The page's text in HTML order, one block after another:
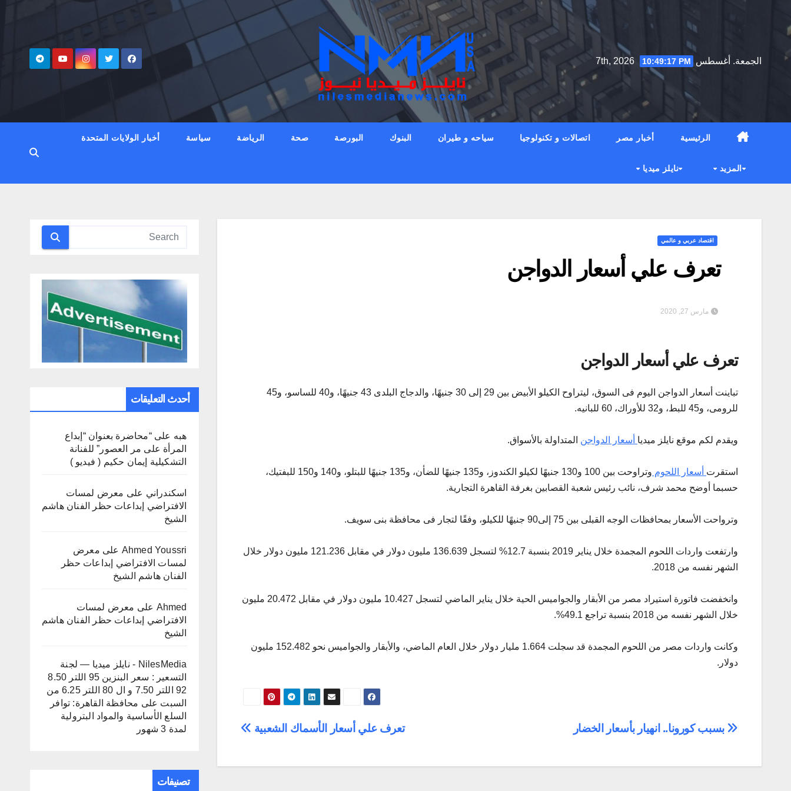
to
الجمعة. أغسطس 7th, 2026
10:49:18 PM
الرئيسية أخبار مصر اتصالات و تكنولوجيا سياحه و طيران البنوك البورصة صحة الرياضة سياسة أخبار الولايات المتحدة
المزيد نايلز ميديا
اقتصاد عربي و عالمي
تعرف علي أسعار الدواجن
مارس 27, 2020
تعرف علي أسعار الدواجن
تباينت أسعار الدواجن اليوم فى السوق، ليتراوح الكيلو الأبيض بين 29 إلى 30 جنيهًا، والدجاج البلدى 43 جنيهًا، و40 للساسو، و45
للرومى، و45 للبط، و32 للأوراك، 60 للبانيه.
ويقدم لكم موقع نايلز ميديا أسعار الدواجن المتداولة بالأسواق.
استقرت أسعار اللحوم
وتراوحت بين 100 و130 جنيهًا لكيلو الكندوز، و135 جنيهًا للضأن، و135 جنيهًا للبتلو، و140 و150 للبفتيك،
حسبما أوضح محمد شرف، نائب رئيس شعبة القصابين بغرفة القاهرة التجارية.
وترواحت الأسعار بمحافظات الوجه القبلى بين 75 إلى90 جنيهًا للكيلو، وفقًا لتجار فى محافظة بنى سويف.
وارتفعت واردات اللحوم المجمدة خلال يناير 2019 بنسبة 12.7% لتسجل 136.639 مليون دولار في مقابل 121.236 مليون دولار خلال
الشهر نفسه من 2018.
وانخفضت فاتورة استيراد مصر من الأبقار والجواميس الحية خلال يناير الماضي لتسجل 10.427 مليون دولار في مقابل 20.472 مليون
خلال الشهر نفسه من 2018 بنسبة تراجع 49.1%.
وكانت واردات مصر من اللحوم المجمدة قد سجلت 1.664 مليار دولار خلال العام الماضي، والأبقار والجواميس نحو 152.482 مليون
دولار.
تصفّح
تعرف علي أسعار الأسماك الشعبية بسبب كورونا.. انهيار بأسعار الخضار
أحدث التعليقات
هبه على“محاضرة بعنوان “إبداع
المرأة على مر العصور” للفنانة
التشكيلية إيمان حكيم ( فيديو )
اسكندراني على معرض لمسات
الافتراضي إبداعات حظر الفنان هاشم
الشيخ
Ahmed Youssri على معرض
لمسات الافتراضي إبداعات حظر
الفنان هاشم الشيخ
Ahmed على معرض لمسات
الافتراضي إبداعات حظر الفنان هاشم
الشيخ
NilesMedia - نايلز ميديا — لجنة
التسعير : سعر البنزين 95 اللتر 8.50
92 اللتر 7.50 و ال 80 اللتر 6.25 من
السبت على محافظة القاهرة: توافر
السلع الأساسية والمواد البترولية
لمدة 3 شهور
تصنيفات